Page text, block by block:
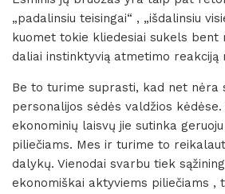
„padalinsiu teisingai“ , „išdalinsiu
kuomet tokie kliedesiai sukels bent
daliai instinktyvią atmetimo reakciją
Be to turime suprasti, kad net nėra
personalijos sėdės valdžios
ekonominių laisvų jie sutinka
piliečiams. Mes ir turime to
dalykų. Vienodai svarbu tiek
ekonomiškai aktyviems piliečiams ,